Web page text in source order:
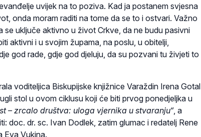
uvijek na to poziva. Kad ja postanem svjesna
onda moram raditi na tome da se to i ostvari. Važno
se uključe aktivno u život Crkve, da ne budu pasivni
aktivni i u svojim župama, na poslu, u obitelji,
god rade, gdje god djeluju, da su pozvani tu živjeti to
voditeljica Biskupijske knjižnice Varaždin Irena Gotal
stol u ovom ciklusu koji će biti prvog ponedjeljka u
– zrcalo društva: uloga vjernika u stvaranju“, a
doc. dr. sc. Ivan Dodlek, zatim glumac i redatelj Rene
Eva Vukina.